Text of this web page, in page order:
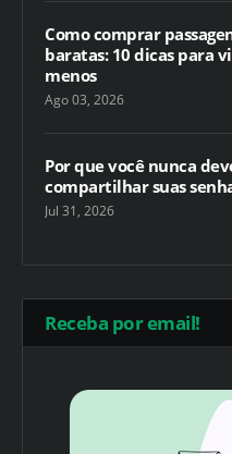
Como comprar
baratas: 10 dicas para
menos
Ago 03, 2026
Por que você nunca
compartilhar suas
Jul 31, 2026
Receba por email!